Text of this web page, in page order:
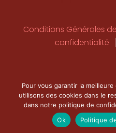
Conditions Générales
confidentialité
LE SITE DES CAVES
ARDÈCHE PAR
Pour vous garantir la
utilisons des cookies dans le
dans notre politique de
Ok
Politique